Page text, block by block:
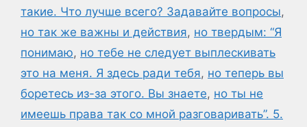
такие. Что лучше всего? Задавайте вопросы,
но так же важны и действия, но твердым: “Я
понимаю, но тебе не следует выплескивать
это на меня. Я здесь ради тебя, но теперь вы
боретесь из-за этого. Вы знаете, но ты не
имеешь права так со мной разговаривать”. 5.